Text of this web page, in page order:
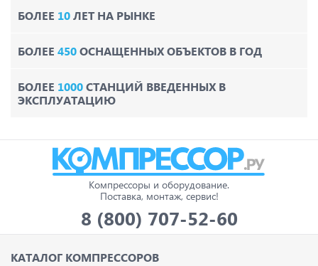
БОЛЕЕ 10ЛЕТ НА РЫНКЕ
БОЛЕЕ 450ОСНАЩЕННЫХ ОБЪЕКТОВ В ГОД
БОЛЕЕ 1000СТАНЦИЙ ВВЕДЕННЫХ В
ЭКСПЛУАТАЦИЮ
Компрессоры и оборудование.
Поставка, монтаж, сервис!
8 (800) 707-52-60
КАТАЛОГ КОМПРЕССОРОВ